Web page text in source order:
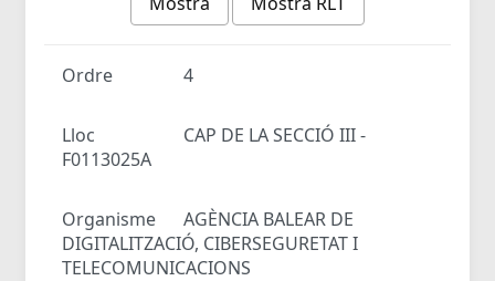
Ordre 4
Lloc
CAP DE LA SECCIÓ III -
F0113025A
Organisme
AGÈNCIA BALEAR DE
DIGITALITZACIÓ, CIBERSEGURETAT I
TELECOMUNICACIONS